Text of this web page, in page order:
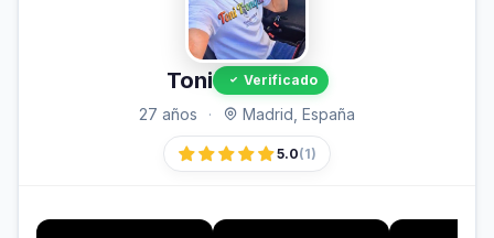
Toni Verificado
27 años · Madrid, España
5.0(1)